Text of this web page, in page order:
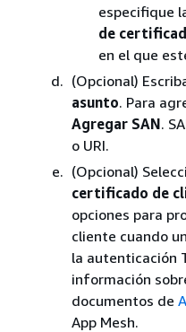
especifique
de
en el que
(Opcional)
asunto. Para
Agregar SAN.
o URI.
(Opcional)
certificado de
opciones para
cliente cuando
la autenticación
información
documentos de
App Mesh.